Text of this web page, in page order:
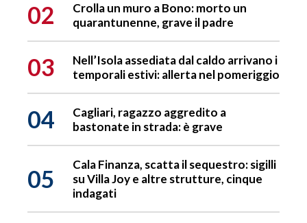
02
Crolla un muro a Bono: morto un
quarantunenne, grave il padre
03
Nell’Isola assediata dal caldo arrivano i
temporali estivi: allerta nel pomeriggio
04
Cagliari, ragazzo aggredito a
bastonate in strada: è grave
05
Cala Finanza, scatta il sequestro: sigilli
su Villa Joy e altre strutture, cinque
indagati